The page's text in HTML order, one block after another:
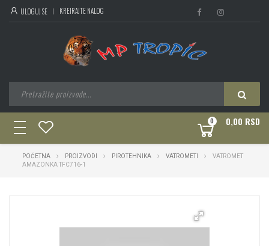
ULOGUJ SE KREIRAJTE NALOG
toggle
navigation
0 0,00 RSD
POČETNA PROIZVODI PIROTEHNIKA VATROMETI
VATROMET
AMAZONKA TFC716-1